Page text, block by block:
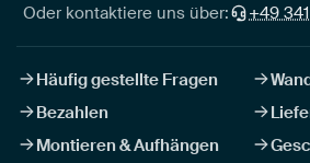
Oder kontaktiere uns über: +49
Häufig gestellte Fragen
Bezahlen
Montieren & Aufhängen